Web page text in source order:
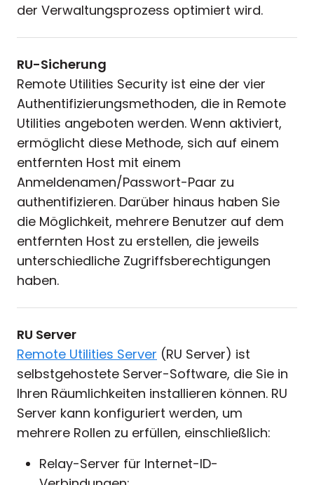
der Verwaltungsprozess optimiert wird.
RU-Sicherung
Remote Utilities Security ist eine der vier
Authentifizierungsmethoden, die in Remote
Utilities angeboten werden. Wenn aktiviert,
ermöglicht diese Methode, sich auf einem
entfernten Host mit einem
Anmeldenamen/Passwort-Paar zu
authentifizieren. Darüber hinaus haben Sie
die Möglichkeit, mehrere Benutzer auf dem
entfernten Host zu erstellen, die jeweils
unterschiedliche Zugriffsberechtigungen
haben.
RU Server
Remote Utilities Server (RU Server) ist
selbstgehostete Server-Software, die Sie in
Ihren Räumlichkeiten installieren können. RU
Server kann konfiguriert werden, um
mehrere Rollen zu erfüllen, einschließlich:
Relay-Server für Internet-ID-